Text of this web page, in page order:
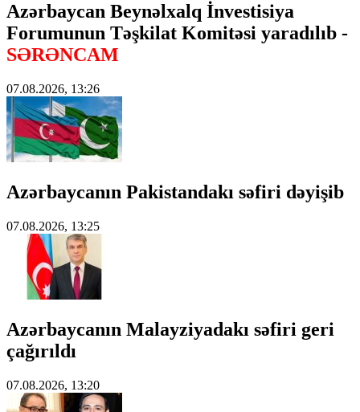
Azərbaycan Beynəlxalq İnvestisiya
Forumunun Təşkilat Komitəsi yaradılıb -
SƏRƏNCAM
07.08.2026, 13:26
Azərbaycanın Pakistandakı səfiri dəyişib
07.08.2026, 13:25
Azərbaycanın Malayziyadakı səfiri geri
çağırıldı
07.08.2026, 13:20